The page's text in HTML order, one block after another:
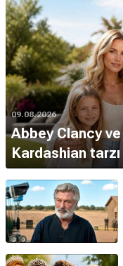
09.08.2026
Abbey Clancy
Kardashian